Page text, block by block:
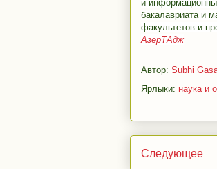
и
бакалавриата и
факультетов и
АзерТАдж
Автор: Subhi
Ярлыки: наука и
Следующее